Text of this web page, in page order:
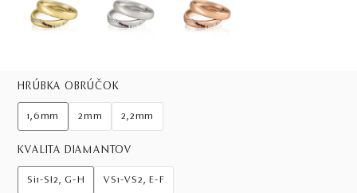
HRÚBKA OBRÚČOK
1,6mm 2mm 2,2mm
KVALITA DIAMANTOV
Si1-SI2, G-H VS1-VS2, E-F